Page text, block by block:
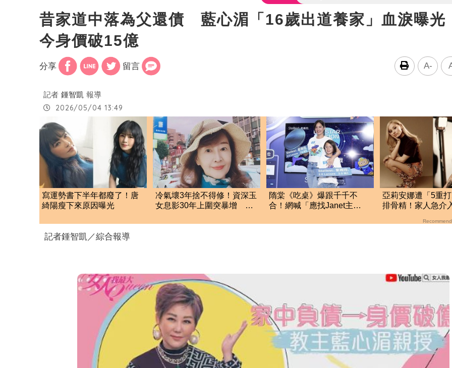
昔家道中落為父還債 藍心湄「16歲出道養家」血淚曝光
今身價破15億
分享 留言 A-
記者 鍾智凱 報導
2026/05/04 13:49
寫運勢書下半年都廢了！唐
綺陽瘦下來原因曝光
冷氣壞3年捨不得修！資深玉
女息影30年上圍突暴增
隋棠《吃桌》爆跟千千不
合！網喊「應找Janet主
亞莉安娜遭「5重
排骨精！家人急介
記者鍾智凱／綜合報導